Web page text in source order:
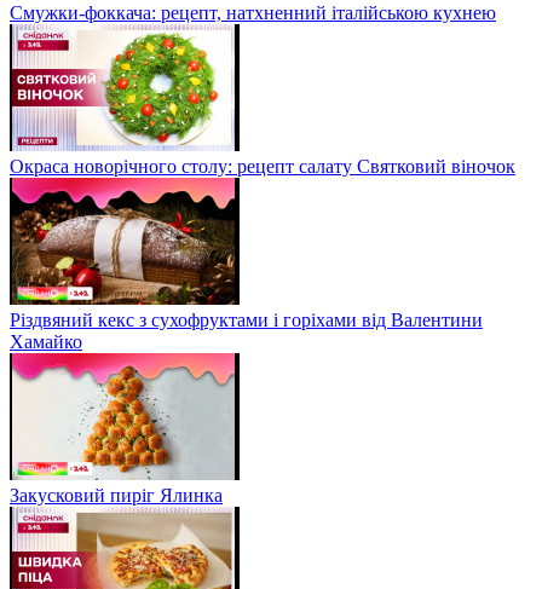
Смужки-фоккача: рецепт, натхненний італійською кухнею
Окраса новорічного столу: рецепт салату Святковий віночок
Різдвяний кекс з сухофруктами і горіхами від Валентини
Хамайко
Закусковий пиріг Ялинка